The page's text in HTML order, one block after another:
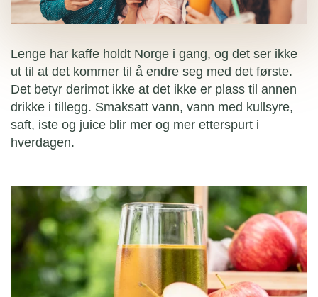
Lenge har kaffe holdt Norge i gang, og det ser ikke
ut til at det kommer til å endre seg med det første.
Det betyr derimot ikke at det ikke er plass til annen
drikke i tillegg. Smaksatt vann, vann med kullsyre,
saft, iste og juice blir mer og mer etterspurt i
hverdagen.